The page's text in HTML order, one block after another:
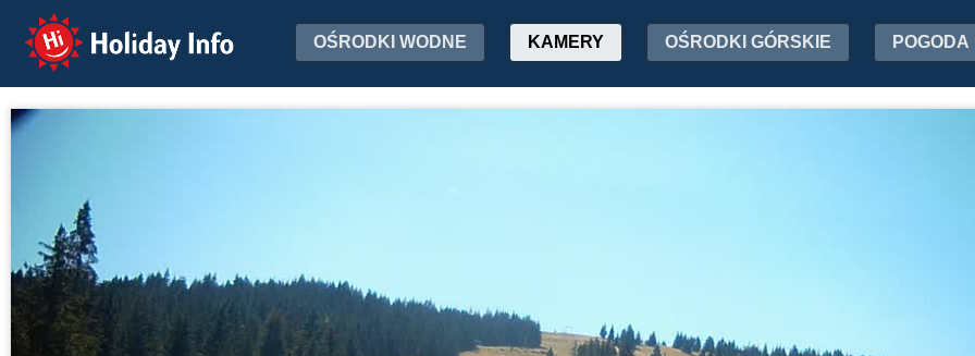
Holiday Info OŚRODKI WODNE KAMERY OŚRODKI GÓRSKIE POGODA